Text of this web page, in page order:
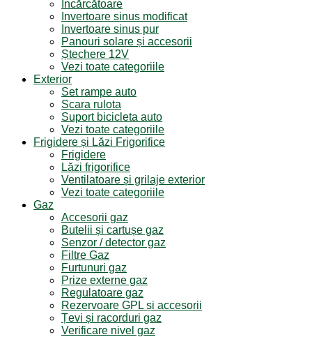
Incărcătoare
Invertoare sinus modificat
Invertoare sinus pur
Panouri solare și accesorii
Ștechere 12V
Vezi toate categoriile
Exterior
Set rampe auto
Scara rulota
Suport bicicleta auto
Vezi toate categoriile
Frigidere și Lăzi Frigorifice
Frigidere
Lăzi frigorifice
Ventilatoare și grilaje exterior
Vezi toate categoriile
Gaz
Accesorii gaz
Butelii și cartușe gaz
Senzor / detector gaz
Filtre Gaz
Furtunuri gaz
Prize externe gaz
Regulatoare gaz
Rezervoare GPL și accesorii
Țevi și racorduri gaz
Verificare nivel gaz